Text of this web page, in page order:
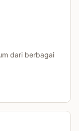
dari berbagai